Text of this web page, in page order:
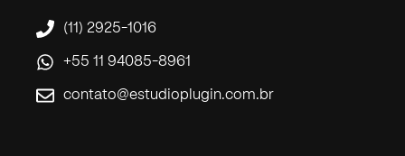
(11) 2925-1016
+55 11 94085-8961
contato@estudioplugin.com.br